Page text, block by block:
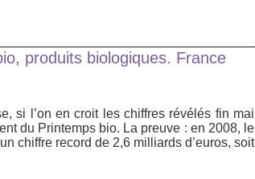
produits biologiques. France
si l’on en croit les chiffres révélés fin mai
du Printemps bio. La preuve : en 2008, le
chiffre record de 2,6 milliards d’euros, soit